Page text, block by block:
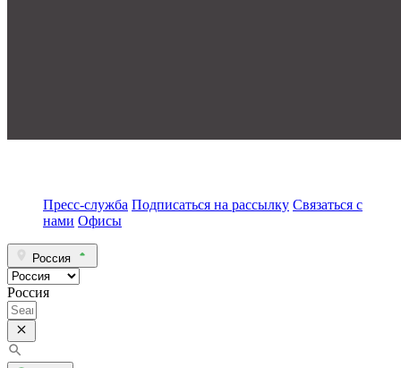
Пресс-служба Подписаться на рассылку Связаться с
нами Офисы
Россия
Россия